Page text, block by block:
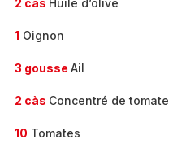
2 càs Huile d’olive
1 Oignon
3 gousse Ail
2 càs Concentré de tomate
10 Tomates